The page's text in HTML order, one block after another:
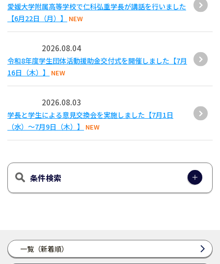
一覧（新着順）
愛媛大学附属高等学校で仁科弘重学長が講話を行いました
【6月22日（月）】
NEW
2026.08.04
令和8年度学生団体活動援助金交付式を開催しました【7月
16日（木）】
NEW
2026.08.03
学長と学生による意見交換会を実施しました【7月1日
（水）～7月9日（木）】
NEW
条件検索